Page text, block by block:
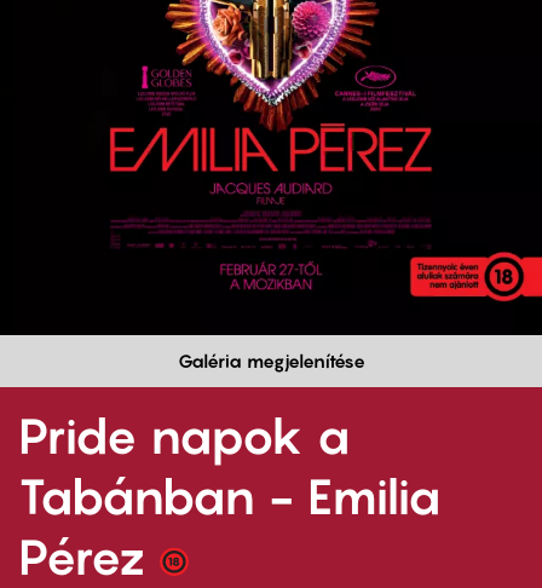
Galéria megjelenítése
Pride napok a
Tabánban - Emilia
Pérez